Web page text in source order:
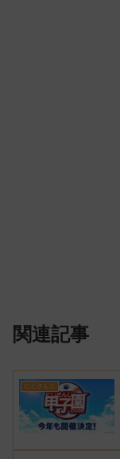
関連記事
にじさんじ